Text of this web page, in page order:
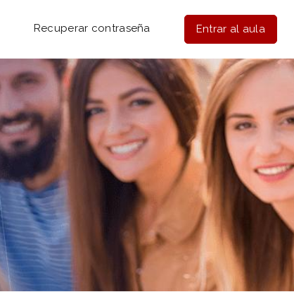
Recuperar contraseña Entrar al aula